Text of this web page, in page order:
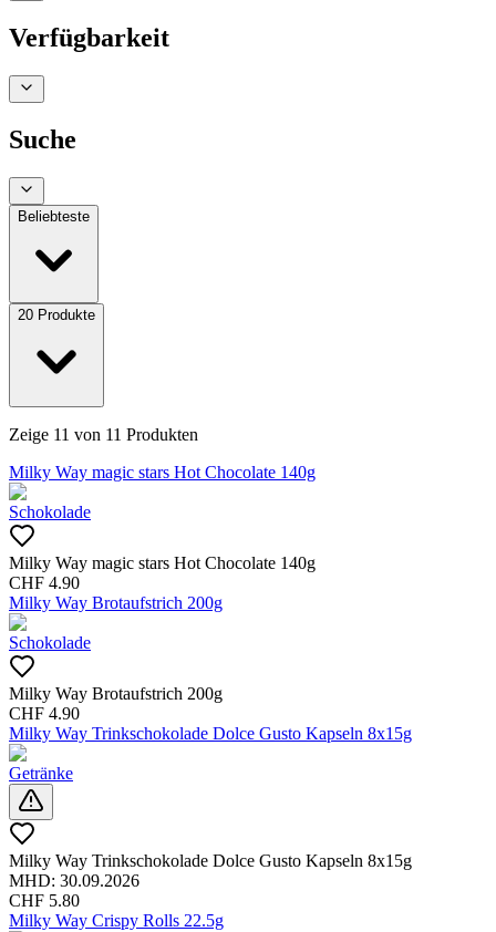
Verfügbarkeit
Suche
Beliebteste
20 Produkte
Zeige 11 von 11 Produkten
Milky Way magic stars Hot Chocolate 140g
Schokolade
Milky Way magic stars Hot Chocolate 140g
CHF 4.90
Milky Way Brotaufstrich 200g
Schokolade
Milky Way Brotaufstrich 200g
CHF 4.90
Milky Way Trinkschokolade Dolce Gusto Kapseln 8x15g
Getränke
Milky Way Trinkschokolade Dolce Gusto Kapseln 8x15g
MHD: 30.09.2026
CHF 5.80
Milky Way Crispy Rolls 22.5g